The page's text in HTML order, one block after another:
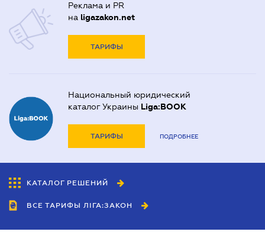
Реклама и PR
на ligazakon.net
ТАРИФЫ
Национальный юридический
каталог Украины Liga:BOOK
ТАРИФЫ ПОДРОБНЕЕ
КАТАЛОГ РЕШЕНИЙ
ВСЕ ТАРИФЫ ЛІГА:ЗАКОН